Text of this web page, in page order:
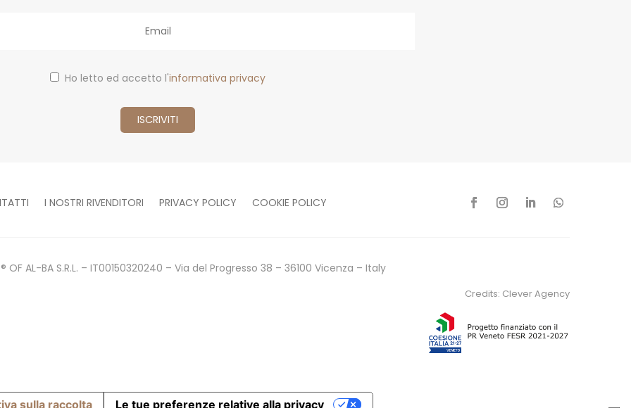
Ho letto ed accetto l'informativa privacy
I NOSTRI RIVENDITORI PRIVACY POLICY COOKIE POLICY
® OF AL-BA S.R.L. – IT00150320240 – Via del Progresso 38 – 36100 Vicenza – Italy
Credits: Clever Agency
sulla raccolta Le tue preferenze relative alla privacy